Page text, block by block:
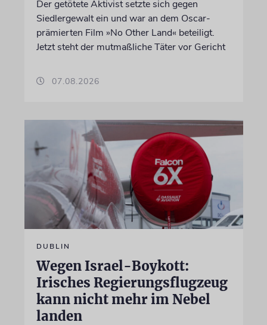
Der getötete Aktivist setzte sich gegen
Siedlergewalt ein und war an dem Oscar-
prämierten Film »No Other Land« beteiligt.
Jetzt steht der mutmaßliche Täter vor Gericht
07.08.2026
DUBLIN
Wegen Israel-Boykott:
Irisches Regierungsflugzeug
kann nicht mehr im Nebel
landen